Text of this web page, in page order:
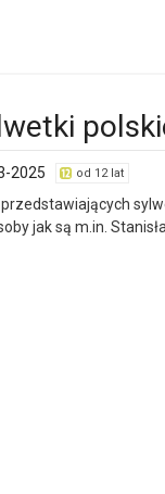
2025 od 12 lat
jak są m.in.